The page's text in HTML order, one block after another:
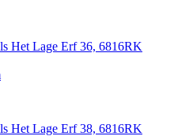
Het Lage Erf 36, 6816RK
Het Lage Erf 38, 6816RK